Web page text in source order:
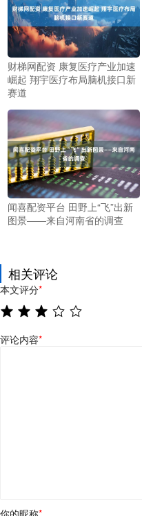
财梯网配资 康复医疗产业加速
崛起 翔宇医疗布局脑机接口新
赛道
闻喜配资平台 田野上“飞”出新
图景——来自河南省的调查
相关评论
本文评分*
评论内容*